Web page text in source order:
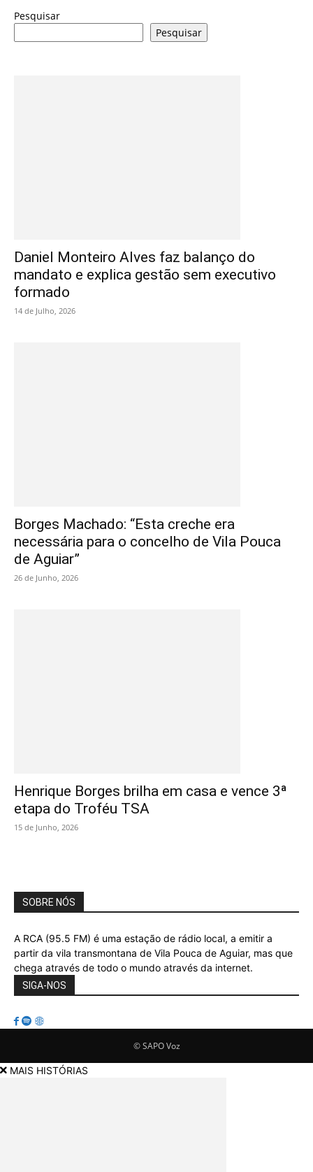
Pesquisar
Pesquisar
Daniel Monteiro Alves faz balanço do
mandato e explica gestão sem executivo
formado
14 de Julho, 2026
Borges Machado: “Esta creche era
necessária para o concelho de Vila Pouca
de Aguiar”
26 de Junho, 2026
Henrique Borges brilha em casa e vence 3ª
etapa do Troféu TSA
15 de Junho, 2026
SOBRE NÓS
A RCA (95.5 FM) é uma estação de rádio local, a emitir a
partir da vila transmontana de Vila Pouca de Aguiar, mas que
chega através de todo o mundo através da internet.
SIGA-NOS
© SAPO Voz
MAIS HISTÓRIAS